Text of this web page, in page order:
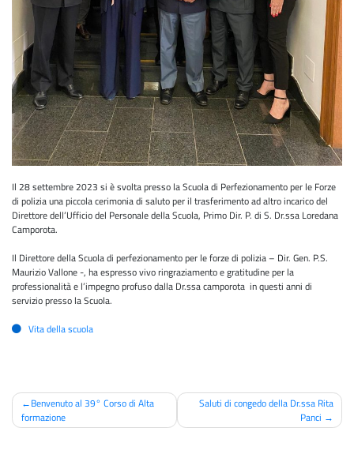
Il 28 settembre 2023 si è svolta presso la Scuola di Perfezionamento per le Forze
di polizia una piccola cerimonia di saluto per il trasferimento ad altro incarico del
Direttore dell’Ufficio del Personale della Scuola, Primo Dir. P. di S. Dr.ssa Loredana
Camporota.
Il Direttore della Scuola di perfezionamento per le forze di polizia – Dir. Gen. P.S.
Maurizio Vallone -, ha espresso vivo ringraziamento e gratitudine per la
professionalità e l’impegno profuso dalla Dr.ssa camporota in questi anni di
servizio presso la Scuola.
Vita della scuola
Navigazione
articoli
Benvenuto al 39° Corso di Alta
formazione
Saluti di congedo della Dr.ssa Rita
Panci